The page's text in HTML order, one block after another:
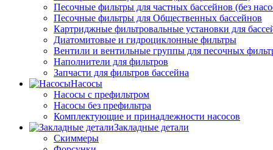
Песочные фильтры для частных бассейнов (без
Песочные фильтры для Общественных бассейнов
Картриджные фильтровальные установки для
Диатомитовые и гидроциклонные фильтры
Вентили и вентильные группы для песочных
Наполнители для фильтров
Запчасти для фильтров бассейна
Насосы
Насосы с префильтром
Насосы без префильтра
Комплектующие и принадлежности насосов
Закладные детали
Скиммеры